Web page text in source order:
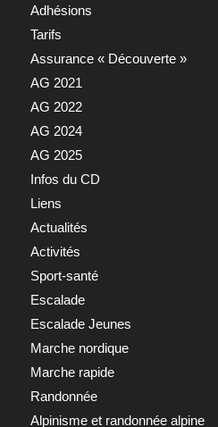
Adhésions
Tarifs
Assurance « Découverte »
AG 2021
AG 2022
AG 2024
AG 2025
Infos du CD
Liens
Actualités
Activités
Sport-santé
Escalade
Escalade Jeunes
Marche nordique
Marche rapide
Randonnée
Alpinisme et randonnée alpine